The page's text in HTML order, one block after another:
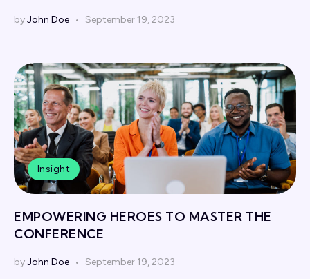
byJohn Doe September 19, 2023
Insight
EMPOWERING HEROES TO MASTER THE
CONFERENCE
byJohn Doe September 19, 2023